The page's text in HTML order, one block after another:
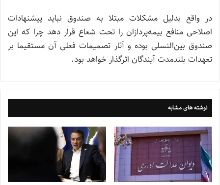
در واقع بدلیل مشکلات مبتلا به صندوق نباید پیشنهادات
اصلاحی منافع بیمه‌پردازان را تحت شعاع قرار دهد چرا که این
صندوق بین‌النسلی بوده و آثار تصمیمات فعلی آن مستقیما بر
تعهدات بلندمدت آیندگان اثرگذار خواهد بود.
نوشته های مشابه